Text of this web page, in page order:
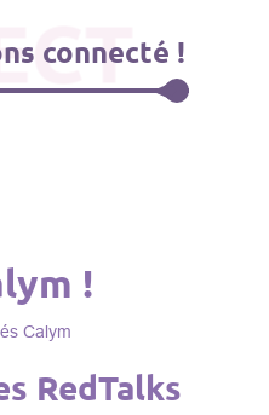
connecté !
!
Calym
RedTalks